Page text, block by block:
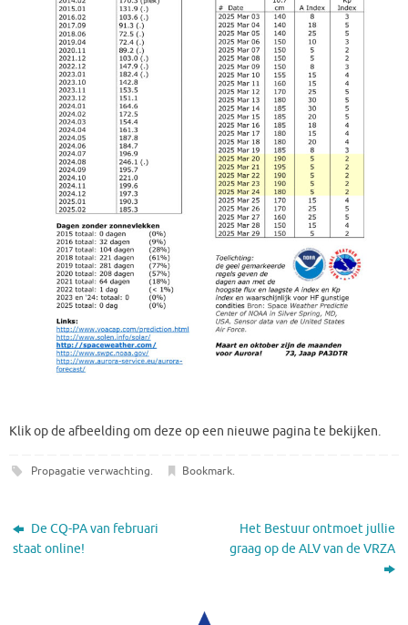
Klik op de afbeelding om deze op een nieuwe pagina te bekijken.
Propagatie verwachting. Bookmark.
De CQ-PA van februari
staat online!
Het Bestuur ontmoet jullie
graag op de ALV van de VRZA